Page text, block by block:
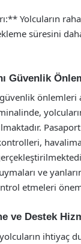
Yolcuların
süresini
Güvenlik
önlemleri
ve
etmeleri
ve Destek
ihtiyaç